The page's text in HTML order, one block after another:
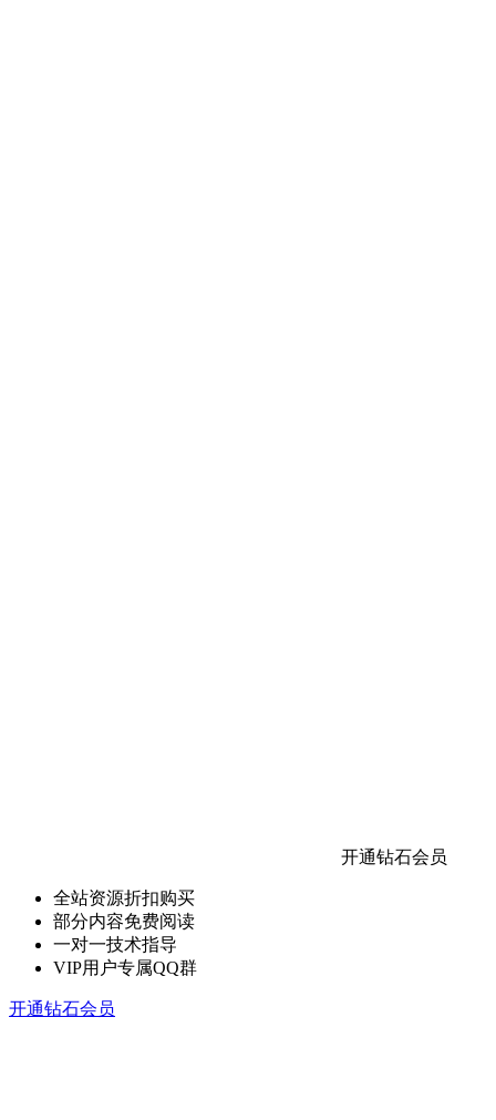
开通钻石会员
全站资源折扣购买
部分内容免费阅读
一对一技术指导
VIP用户专属QQ群
开通钻石会员